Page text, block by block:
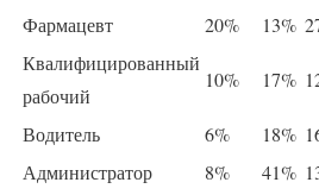
Фармацевт 20% 13%
Квалифицированный
рабочий
10% 17%
Водитель 6% 18%
Администратор
8% 41%